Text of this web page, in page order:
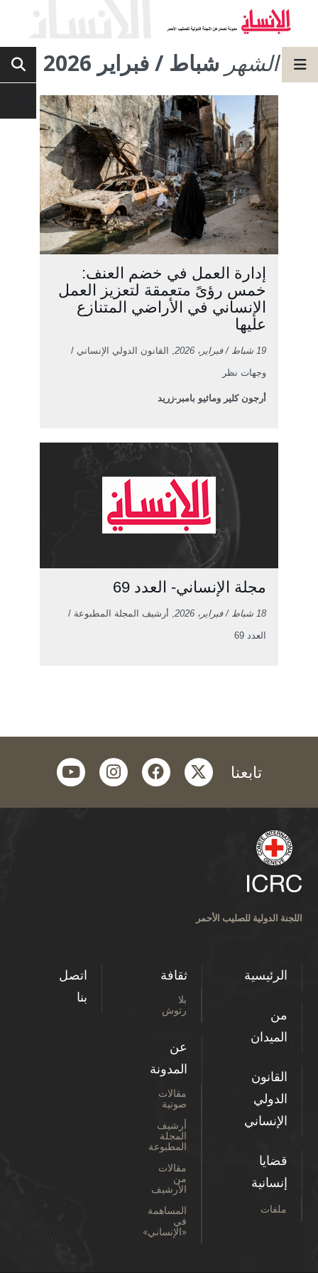
الشهر شباط / فبراير 2026
إدارة العمل في خضم العنف:
خمس رؤىً متعمقة لتعزيز العمل
الإنساني في الأراضي المتنازع
عليها
19 شباط / فبراير، 2026 , القانون الدولي الإنساني /
وجهات نظر
أرجون كلير وماثيو بامبر-زريد
مجلة الإنساني- العدد 69
18 شباط / فبراير، 2026 , أرشيف المجلة المطبوعة /
العدد 69
تابعنا twitter
facebook
instagram
youtube
اللجنة الدولية للصليب الأحمر
الرئيسية
من
الميدان
القانون
الدولي
الإنساني
قضايا
إنسانية
ملفات
ثقافة
بلا
رتوش
عن
المدونة
مقالات
صوتية
أرشيف
المجلة
المطبوعة
مقالات
من
الأرشيف
المساهمة
في
«الإنساني»
اتصل
بنا